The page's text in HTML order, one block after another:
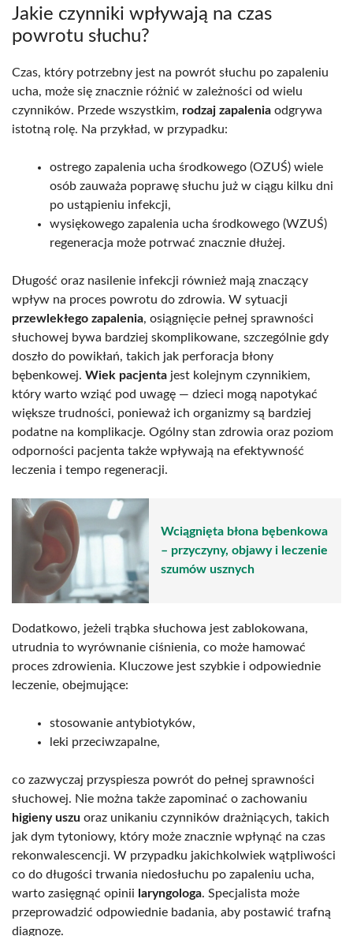
Jakie czynniki wpływają na czas
powrotu słuchu?
Czas, który potrzebny jest na powrót słuchu po zapaleniu
ucha, może się znacznie różnić w zależności od wielu
czynników. Przede wszystkim, rodzaj zapalenia odgrywa
istotną rolę. Na przykład, w przypadku:
ostrego zapalenia ucha środkowego (OZUŚ) wiele
osób zauważa poprawę słuchu już w ciągu kilku dni
po ustąpieniu infekcji,
wysiękowego zapalenia ucha środkowego (WZUŚ)
regeneracja może potrwać znacznie dłużej.
Długość oraz nasilenie infekcji również mają znaczący
wpływ na proces powrotu do zdrowia. W sytuacji
przewlekłego zapalenia, osiągnięcie pełnej sprawności
słuchowej bywa bardziej skomplikowane, szczególnie gdy
doszło do powikłań, takich jak perforacja błony
bębenkowej. Wiek pacjenta jest kolejnym czynnikiem,
który warto wziąć pod uwagę — dzieci mogą napotykać
większe trudności, ponieważ ich organizmy są bardziej
podatne na komplikacje. Ogólny stan zdrowia oraz poziom
odporności pacjenta także wpływają na efektywność
leczenia i tempo regeneracji.
Wciągnięta błona bębenkowa
– przyczyny, objawy i leczenie
szumów usznych
Dodatkowo, jeżeli trąbka słuchowa jest zablokowana,
utrudnia to wyrównanie ciśnienia, co może hamować
proces zdrowienia. Kluczowe jest szybkie i odpowiednie
leczenie, obejmujące:
stosowanie antybiotyków,
leki przeciwzapalne,
co zazwyczaj przyspiesza powrót do pełnej sprawności
słuchowej. Nie można także zapominać o zachowaniu
higieny uszu oraz unikaniu czynników drażniących, takich
jak dym tytoniowy, który może znacznie wpłynąć na czas
rekonwalescencji. W przypadku jakichkolwiek wątpliwości
co do długości trwania niedosłuchu po zapaleniu ucha,
warto zasięgnąć opinii laryngologa. Specjalista może
przeprowadzić odpowiednie badania, aby postawić trafną
diagnozę.